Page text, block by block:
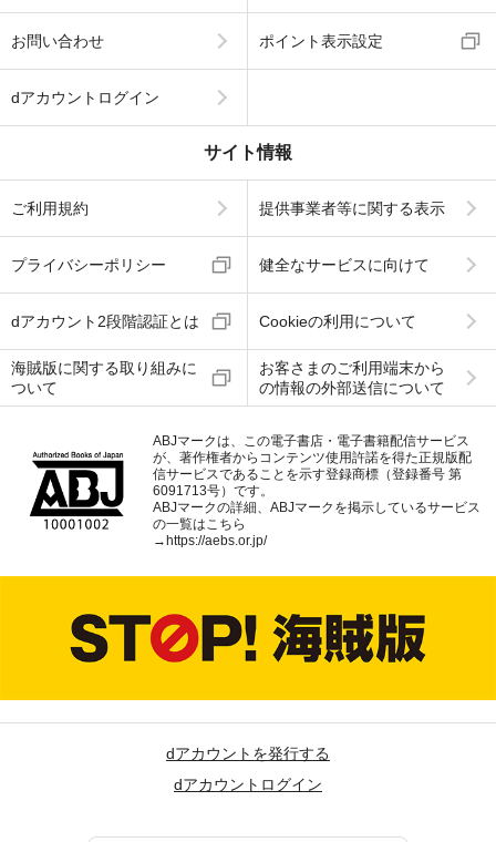
お問い合わせ ポイント表示設定
dアカウントログイン
サイト情報
ご利用規約 提供事業者等に関する表示
プライバシーポリシー 健全なサービスに向けて
dアカウント2段階認証とは Cookieの利用について
海賊版に関する取り組みに
ついて
お客さまのご利用端末から
の情報の外部送信について
ABJマークは、この電子書店・電子書籍配信サービス
が、著作権者からコンテンツ使用許諾を得た正規版配
信サービスであることを示す登録商標（登録番号 第
6091713号）です。
ABJマークの詳細、ABJマークを掲示しているサービス
の一覧はこちら
→https://aebs.or.jp/
dアカウントを発行する
dアカウントログイン